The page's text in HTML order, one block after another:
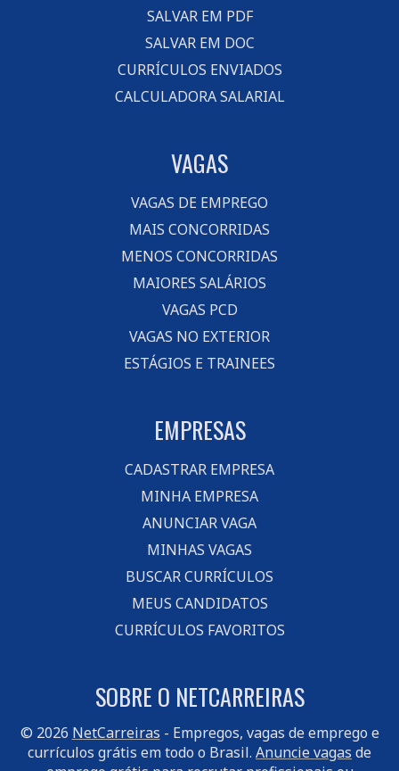
SALVAR EM PDF
SALVAR EM DOC
CURRÍCULOS ENVIADOS
CALCULADORA SALARIAL
VAGAS
VAGAS DE EMPREGO
MAIS CONCORRIDAS
MENOS CONCORRIDAS
MAIORES SALÁRIOS
VAGAS PCD
VAGAS NO EXTERIOR
ESTÁGIOS E TRAINEES
EMPRESAS
CADASTRAR EMPRESA
MINHA EMPRESA
ANUNCIAR VAGA
MINHAS VAGAS
BUSCAR CURRÍCULOS
MEUS CANDIDATOS
CURRÍCULOS FAVORITOS
SOBRE O NETCARREIRAS
© 2026 NetCarreiras - Empregos, vagas de emprego e
currículos grátis em todo o Brasil. Anuncie vagas de